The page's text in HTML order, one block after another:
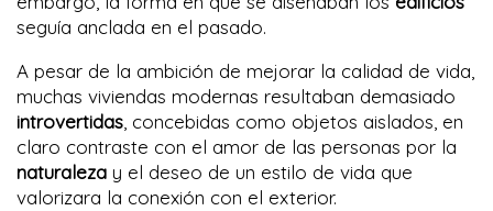
seguía anclada en el pasado.
A pesar de la ambición de mejorar la calidad de vida,
muchas viviendas modernas resultaban demasiado
introvertidas, concebidas como objetos aislados, en
claro contraste con el amor de las personas por la
naturaleza y el deseo de un estilo de vida que
valorizara la conexión con el exterior.